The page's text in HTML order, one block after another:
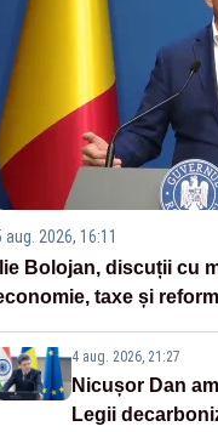
aug. 2026, 16:11
Ilie Bolojan, discuții cu
taxe și
4 aug. 2026, 21:27
Nicușor Dan
Legii